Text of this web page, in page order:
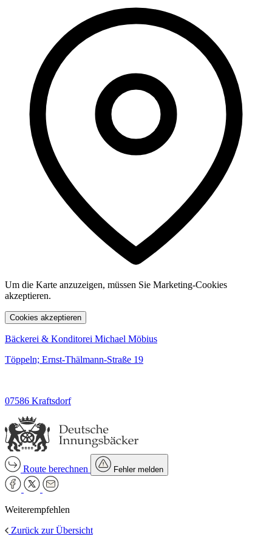
Um die Karte anzuzeigen, müssen Sie Marketing-Cookies
akzeptieren.
Cookies akzeptieren
Bäckerei & Konditorei Michael Möbius
Töppeln; Ernst-Thälmann-Straße 19
07586 Kraftsdorf
Route berechnen Fehler melden
Weiterempfehlen
Zurück zur Übersicht